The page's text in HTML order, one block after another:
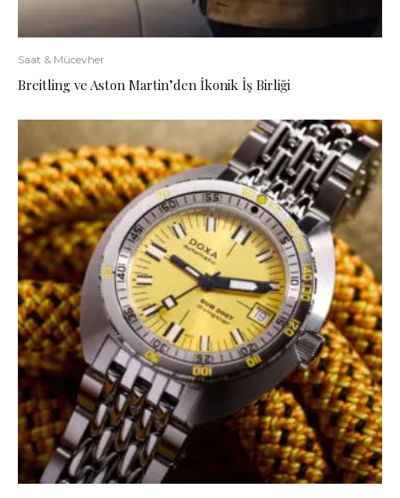
Saat & Mücevher
Breitling ve Aston Martin’den İkonik İş Birliği